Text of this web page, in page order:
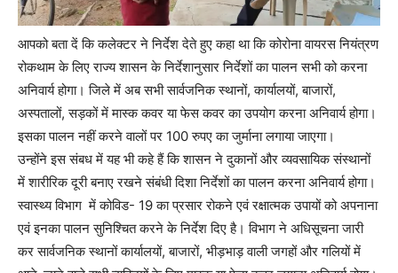
आपको बता दें कि कलेक्टर ने निर्देश देते हुए कहा था कि कोरोना वायरस नियंत्रण
रोकथाम के लिए राज्य शासन के निर्देशानुसार निर्देशों का पालन सभी को करना
अनिवार्य होगा। जिले में अब सभी सार्वजनिक स्थानों, कार्यालयों, बाजारों,
अस्पतालों, सड़कों में मास्क कवर या फेस कवर का उपयोग करना अनिवार्य होगा।
इसका पालन नहीं करने वालों पर 100 रुपए का जुर्माना लगाया जाएगा।
उन्होंने इस संबध में यह भी कहे हैं कि शासन ने दुकानों और व्यवसायिक संस्थानों
में शारीरिक दूरी बनाए रखने संबंधी दिशा निर्देशों का पालन करना अनिवार्य होगा।
स्वास्थ्य विभाग में कोविड- 19 का प्रसार रोकने एवं रक्षात्मक उपायों को अपनाना
एवं इनका पालन सुनिश्चित करने के निर्देश दिए है। विभाग ने अधिसूचना जारी
कर सार्वजनिक स्थानों कार्यालयों, बाजारों, भीड़भाड़ वाली जगहों और गलियों में